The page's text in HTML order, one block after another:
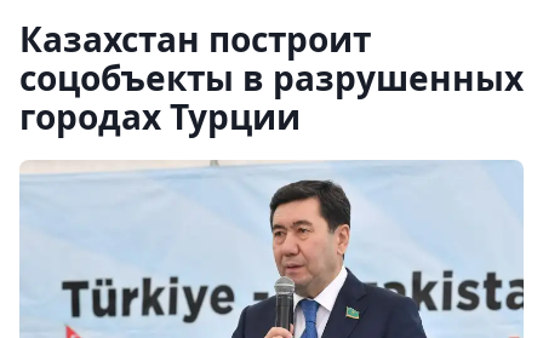
Казахстан построит
соцобъекты в разрушенных
городах Турции